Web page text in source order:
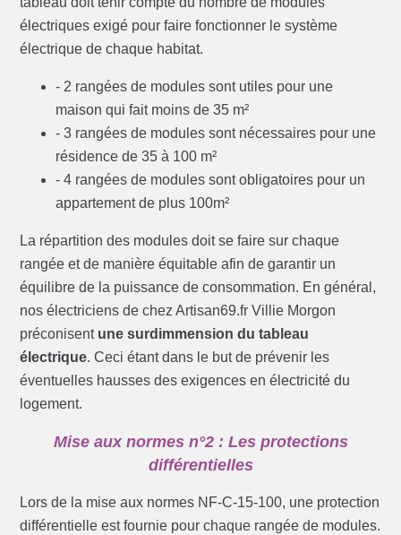
électriques exigé pour faire fonctionner le système
électrique de chaque habitat.
- 2 rangées de modules sont utiles pour une
maison qui fait moins de 35 m²
- 3 rangées de modules sont nécessaires pour une
résidence de 35 à 100 m²
- 4 rangées de modules sont obligatoires pour un
appartement de plus 100m²
La répartition des modules doit se faire sur chaque
rangée et de manière équitable afin de garantir un
équilibre de la puissance de consommation. En général,
nos électriciens de chez Artisan69.fr Villie Morgon
préconisent une surdimmension du tableau
électrique. Ceci étant dans le but de prévenir les
éventuelles hausses des exigences en électricité du
logement.
Mise aux normes n°2 : Les protections
différentielles
Lors de la mise aux normes NF-C-15-100, une protection
différentielle est fournie pour chaque rangée de modules.